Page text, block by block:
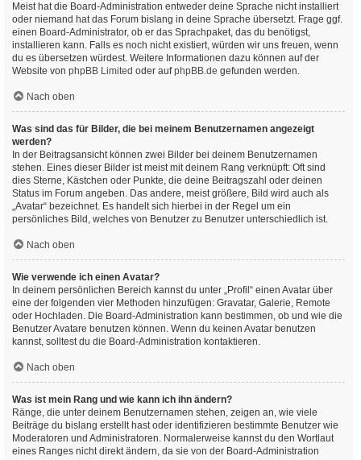
Meist hat die Board-Administration entweder deine Sprache nicht installiert
oder niemand hat das Forum bislang in deine Sprache übersetzt. Frage ggf.
einen Board-Administrator, ob er das Sprachpaket, das du benötigst,
installieren kann. Falls es noch nicht existiert, würden wir uns freuen, wenn
du es übersetzen würdest. Weitere Informationen dazu können auf der
Website von phpBB Limited oder aufphpBB.de gefunden werden.
Nach oben
Was sind das für Bilder, die bei meinem Benutzernamen angezeigt
werden?
In der Beitragsansicht können zwei Bilder bei deinem Benutzernamen
stehen. Eines dieser Bilder ist meist mit deinem Rang verknüpft: Oft sind
dies Sterne, Kästchen oder Punkte, die deine Beitragszahl oder deinen
Status im Forum angeben. Das andere, meist größere, Bild wird auch als
„Avatar“ bezeichnet. Es handelt sich hierbei in der Regel um ein
persönliches Bild, welches von Benutzer zu Benutzer unterschiedlich ist.
Nach oben
Wie verwende ich einen Avatar?
In deinem persönlichen Bereich kannst du unter „Profil“ einen Avatar über
eine der folgenden vier Methoden hinzufügen: Gravatar, Galerie, Remote
oder Hochladen. Die Board-Administration kann bestimmen, ob und wie die
Benutzer Avatare benutzen können. Wenn du keinen Avatar benutzen
kannst, solltest du die Board-Administration kontaktieren.
Nach oben
Was ist mein Rang und wie kann ich ihn ändern?
Ränge, die unter deinem Benutzernamen stehen, zeigen an, wie viele
Beiträge du bislang erstellt hast oder identifizieren bestimmte Benutzer wie
Moderatoren und Administratoren. Normalerweise kannst du den Wortlaut
eines Ranges nicht direkt ändern, da sie von der Board-Administration